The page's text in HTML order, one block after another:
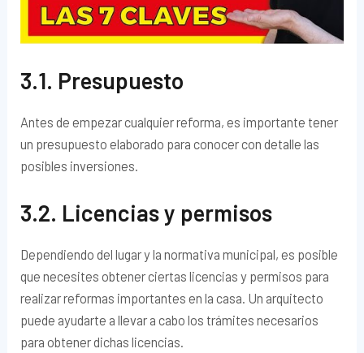
3.1. Presupuesto
Antes de empezar cualquier reforma, es importante tener
un presupuesto elaborado para conocer con detalle las
posibles inversiones.
3.2. Licencias y permisos
Dependiendo del lugar y la normativa municipal, es posible
que necesites obtener ciertas licencias y permisos para
realizar reformas importantes en la casa. Un arquitecto
puede ayudarte a llevar a cabo los trámites necesarios
para obtener dichas licencias.